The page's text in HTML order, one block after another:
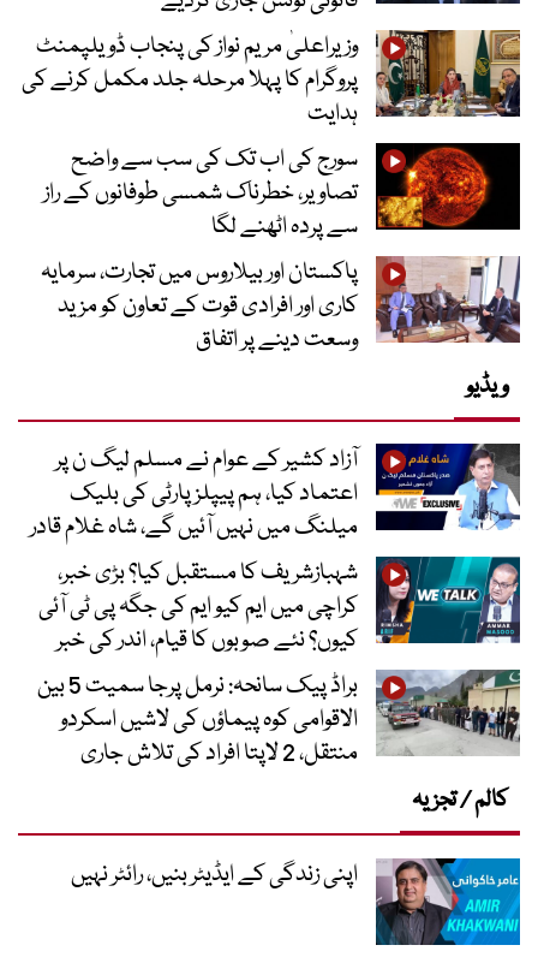
وزیراعلیٰ مریم نواز کی پنجاب ڈویلپمنٹ
پروگرام کا پہلا مرحلہ جلد مکمل کرنے کی
ہدایت
سورج کی اب تک کی سب سے واضح
تصاویر، خطرناک شمسی طوفانوں کے راز
سے پردہ اٹھنے لگا
پاکستان اور بیلاروس میں تجارت، سرمایہ
کاری اور افرادی قوت کے تعاون کو مزید
وسعت دینے پر اتفاق
ویڈیو
آزاد کشیر کے عوام نے مسلم لیگ ن پر
اعتماد کیا، ہم پیپلز پارٹی کی بلیک
میلنگ میں نہیں آئیں گے، شاہ غلام قادر
شہبازشریف کا مستقبل کیا؟ بڑی خبر،
کراچی میں ایم کیو ایم کی جگہ پی ٹی آئی
کیوں؟ نئے صوبوں کا قیام، اندر کی خبر
براڈ پیک سانحہ: نرمل پرجا سمیت 5 بین
الاقوامی کوہ پیماؤں کی لاشیں اسکردو
منتقل، 2 لاپتا افراد کی تلاش جاری
کالم / تجزیہ
اپنی زندگی کے ایڈیٹر بنیں، رائٹر نہیں